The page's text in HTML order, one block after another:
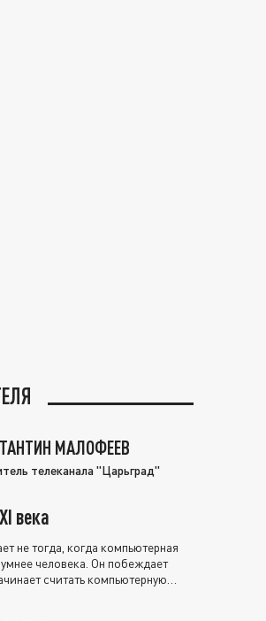
МАЛОФЕЕВ
телеканала "Царьград"
века
не тогда, когда компьютерная
человека. Он побеждает
считать компьютерную